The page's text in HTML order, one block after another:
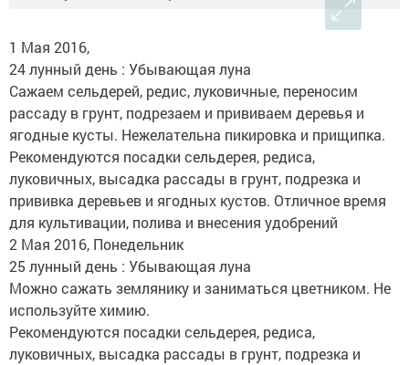
1 Мая 2016,
24 лунный день : Убывающая луна
Сажаем сельдерей, редис, луковичные, переносим
рассаду в грунт, подрезаем и прививаем деревья и
ягодные кусты. Нежелательна пикировка и прищипка.
Рекомендуются посадки сельдерея, редиса,
луковичных, высадка рассады в грунт, подрезка и
прививка деревьев и ягодных кустов. Отличное время
для культивации, полива и внесения удобрений
2 Мая 2016, Понедельник
25 лунный день : Убывающая луна
Можно сажать землянику и заниматься цветником. Не
используйте химию.
Рекомендуются посадки сельдерея, редиса,
луковичных, высадка рассады в грунт, подрезка и